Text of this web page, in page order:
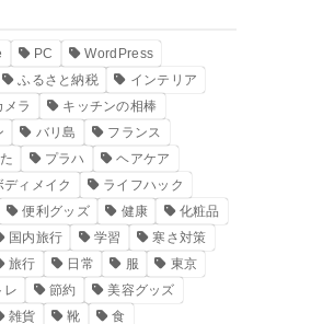
PC
WordPress
ふるさと納税
インテリア
メラ
キッチンの相棒
バリ島
フランス
プラハ
ヘアケア
ディメイク
ライフハック
便利グッズ 健康
化粧品
国内旅行 学習
寒さ対策
旅行 日常 服
東京
レ 節約
美容グッズ
雑貨 靴 食